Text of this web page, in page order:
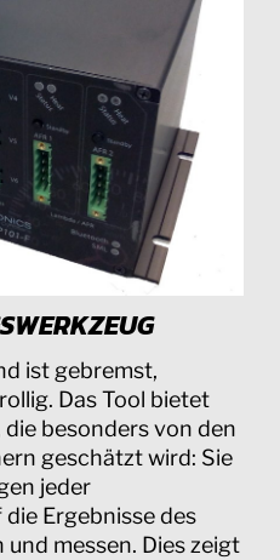
ist gebremst,
Das Tool bietet
besonders von den
geschätzt wird: Sie
jeder
Ergebnisse des
messen. Dies zeigt